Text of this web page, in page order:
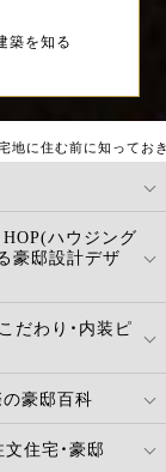
築を知る
地に住む前に知ってお
ハウジング
豪邸設計デザ
だわり・内装ピ
の豪邸百科
住宅・豪邸